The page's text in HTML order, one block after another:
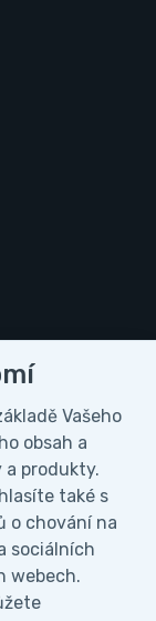
ve
údajů
Vašeho
obsah a
a produkty.
také s
o chování na
sociálních
webech.